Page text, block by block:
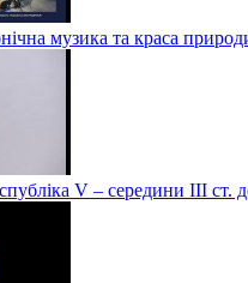
музика та краса
V – середини ІІІ ст.